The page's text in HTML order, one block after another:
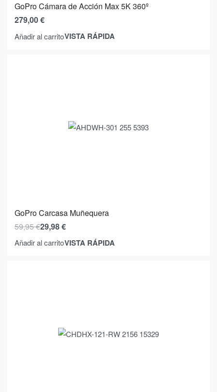
GoPro Cámara de Acción Max 5K 360º
279,00€
Añadir al carritoVISTA RÁPIDA
GoPro Carcasa Muñequera
59,95€29,98€
Añadir al carritoVISTA RÁPIDA